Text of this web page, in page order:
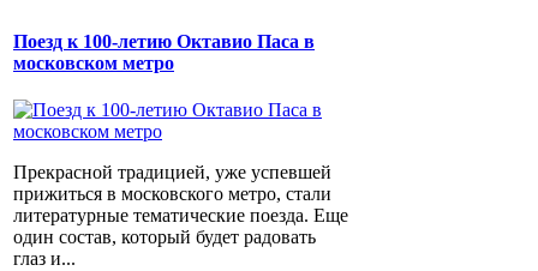
Поезд к 100-летию Октавио Паса в
московском метро
Прекрасной традицией, уже успевшей
прижиться в московского метро, стали
литературные тематические поезда. Еще
один состав, который будет радовать
глаз и...